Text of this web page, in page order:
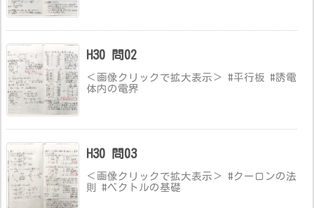
H30 問02
＜画像クリックで拡大表示＞ #平行板 #誘電
体内の電界
H30 問03
＜画像クリックで拡大表示＞ #クーロンの法
則 #ベクトルの基礎